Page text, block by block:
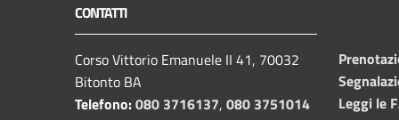
CONTATTI
Corso Vittorio Emanuele II 41, 70032
Bitonto BA
Telefono:080 3716137, 080 3751014
Leggi le